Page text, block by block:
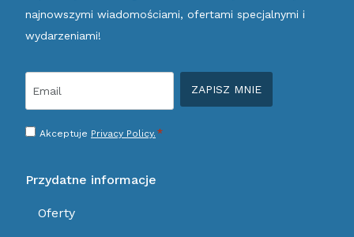
najnowszymi wiadomościami, ofertami specjalnymi i
wydarzeniami!
Consenso
Akceptuje Privacy Policy. *
Przydatne informacje
Oferty